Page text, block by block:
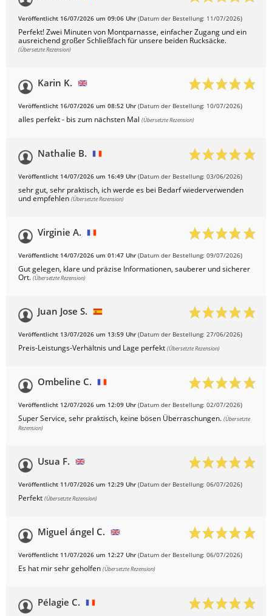
Veröffentlicht 16/07/2026 um 09:06 Uhr (Datum der Bestellung: 11/07/2026)
Perfekt! Zwei Minuten von Montparnasse, einfacher Zugang und ein
ausreichend großer Schließfach für unsere beiden Rucksäcke.
(Übersetzte Rezension)
Karin K.
Veröffentlicht 16/07/2026 um 08:52 Uhr (Datum der Bestellung: 10/07/2026)
alles perfekt - bis zum nächsten Mal (Übersetzte Rezension)
Nathalie B.
Veröffentlicht 14/07/2026 um 16:49 Uhr (Datum der Bestellung: 03/06/2026)
sehr gut, sehr praktisch, ich werde es bei Bedarf wiederverwenden
und empfehlen (Übersetzte Rezension)
Virginie A.
Veröffentlicht 14/07/2026 um 01:47 Uhr (Datum der Bestellung: 09/07/2026)
Gut gelegen, klare und präzise Informationen, sauberer und sicherer
Ort. (Übersetzte Rezension)
Juan Jose S.
Veröffentlicht 13/07/2026 um 13:59 Uhr (Datum der Bestellung: 27/06/2026)
Preis-Leistungs-Verhältnis und Lage perfekt (Übersetzte Rezension)
Ombeline C.
Veröffentlicht 12/07/2026 um 12:09 Uhr (Datum der Bestellung: 02/07/2026)
Super Service, sehr praktisch, keine bösen Überraschungen. (Übersetzte
Rezension)
Usua F.
Veröffentlicht 11/07/2026 um 12:29 Uhr (Datum der Bestellung: 06/07/2026)
Perfekt (Übersetzte Rezension)
Miguel ángel C.
Veröffentlicht 11/07/2026 um 12:27 Uhr (Datum der Bestellung: 06/07/2026)
Es hat mir sehr geholfen (Übersetzte Rezension)
Pélagie C.